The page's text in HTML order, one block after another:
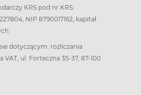
KRS pod nr KRS:
NIP 8790017162, kapitał
dotyczącym: rozliczania
VAT, ul. Forteczna 35-37, 87-100